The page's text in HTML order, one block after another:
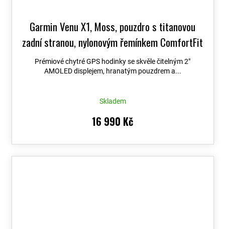
Garmin Venu X1, Moss, pouzdro s titanovou
zadní stranou, nylonovým řemínkem ComfortFit
Moss 010-02980-03+ možnost výměny do 90
dní + Topo Czech PRO Voucher
Prémiové chytré GPS hodinky se skvěle čitelným 2″
AMOLED displejem, hranatým pouzdrem a...
Skladem
16 990 Kč